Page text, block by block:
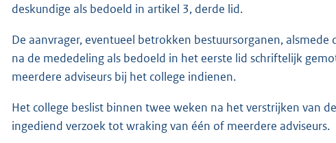
deskundige als bedoeld in artikel 3, derde lid.
De aanvrager, eventueel betrokken bestuursorganen,
na de mededeling als bedoeld in het eerste lid schriftelijk
meerdere adviseurs bij het college indienen.
Het college beslist binnen twee weken na het verstrijken van
ingediend verzoek tot wraking van één of meerdere adviseurs.